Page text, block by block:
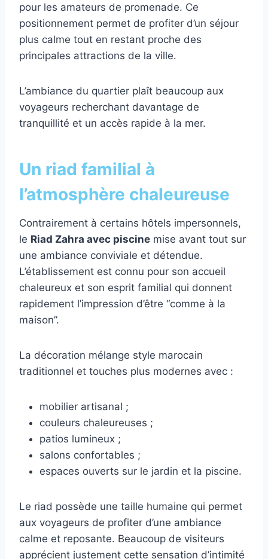
pour les amateurs de promenade. Ce
positionnement permet de profiter d’un séjour
plus calme tout en restant proche des
principales attractions de la ville.
L’ambiance du quartier plaît beaucoup aux
voyageurs recherchant davantage de
tranquillité et un accès rapide à la mer.
Un riad familial à
l’atmosphère chaleureuse
Contrairement à certains hôtels impersonnels,
le Riad Zahra avec piscine mise avant tout sur
une ambiance conviviale et détendue.
L’établissement est connu pour son accueil
chaleureux et son esprit familial qui donnent
rapidement l’impression d’être “comme à la
maison”.
La décoration mélange style marocain
traditionnel et touches plus modernes avec :
mobilier artisanal ;
couleurs chaleureuses ;
patios lumineux ;
salons confortables ;
espaces ouverts sur le jardin et la piscine.
Le riad possède une taille humaine qui permet
aux voyageurs de profiter d’une ambiance
calme et reposante. Beaucoup de visiteurs
apprécient justement cette sensation d’intimité